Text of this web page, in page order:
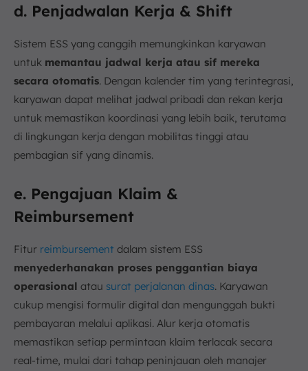
d. Penjadwalan Kerja & Shift
Sistem ESS yang canggih memungkinkan karyawan
untuk memantau jadwal kerja atau sif mereka
secara otomatis. Dengan kalender tim yang terintegrasi,
karyawan dapat melihat jadwal pribadi dan rekan kerja
untuk memastikan koordinasi yang lebih baik, terutama
di lingkungan kerja dengan mobilitas tinggi atau
pembagian sif yang dinamis.
e. Pengajuan Klaim &
Reimbursement
Fitur reimbursement dalam sistem ESS
menyederhanakan proses penggantian biaya
operasional atau surat perjalanan dinas. Karyawan
cukup mengisi formulir digital dan mengunggah bukti
pembayaran melalui aplikasi. Alur kerja otomatis
memastikan setiap permintaan klaim terlacak secara
real-time, mulai dari tahap peninjauan oleh manajer